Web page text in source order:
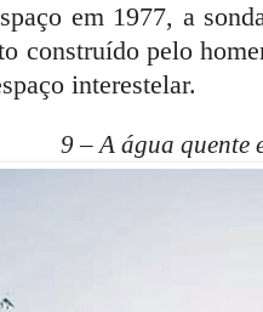
em 1977, a
construído pelo
interestelar.
9 – A água quente